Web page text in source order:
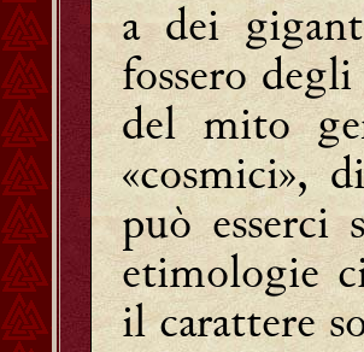
a dei
fossero
del mito
«cosmici»,
può
etimologie
il carattere